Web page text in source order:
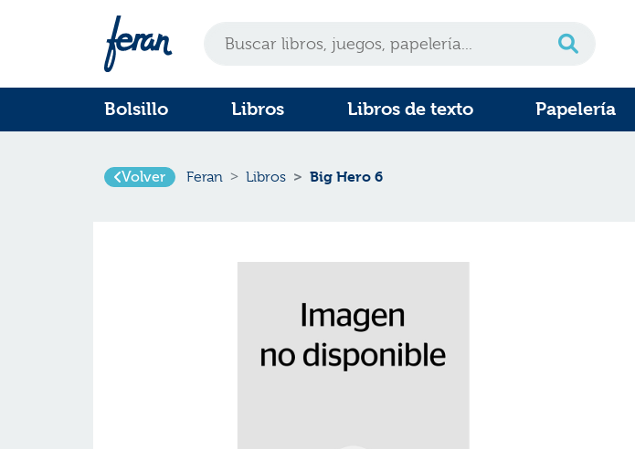
Bolsillo Libros Libros de texto Papelería
Volver Feran Libros Big Hero 6